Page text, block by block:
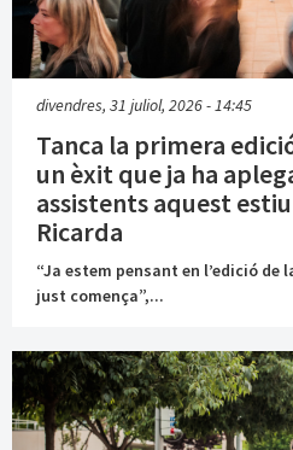
divendres, 31 juliol, 2026 - 14:45
Tanca la primera
un èxit que ja ha
assistents aquest
Ricarda
“Ja estem pensant en l’edició
just comença”,...